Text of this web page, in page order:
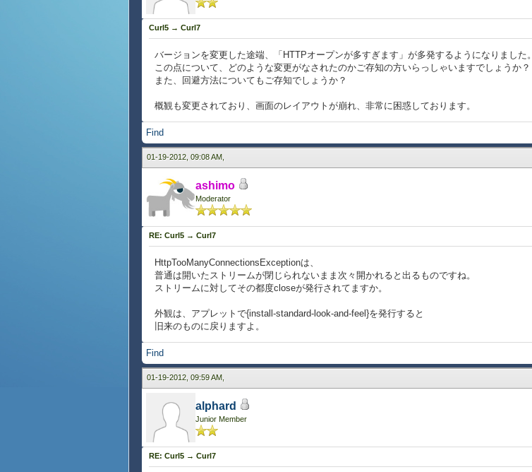
Curl5 → Curl7
バージョンを変更した途端、「HTTPオープンが多すぎます」が多発するようになりました。
この点について、どのような変更がなされたのかご存知の方いらっしゃいますでしょうか？
また、回避方法についてもご存知でしょうか？
概観も変更されており、画面のレイアウトが崩れ、非常に困惑しております。
Find
01-19-2012, 09:08 AM,
ashimo
Moderator
RE: Curl5 → Curl7
HttpTooManyConnectionsExceptionは、
普通は開いたストリームが閉じられないまま次々開かれると出るものですね。
ストリームに対してその都度closeが発行されてますか。
外観は、アプレットで{install-standard-look-and-feel}を発行すると
旧来のものに戻りますよ。
Find
01-19-2012, 09:59 AM,
alphard
Junior Member
RE: Curl5 → Curl7